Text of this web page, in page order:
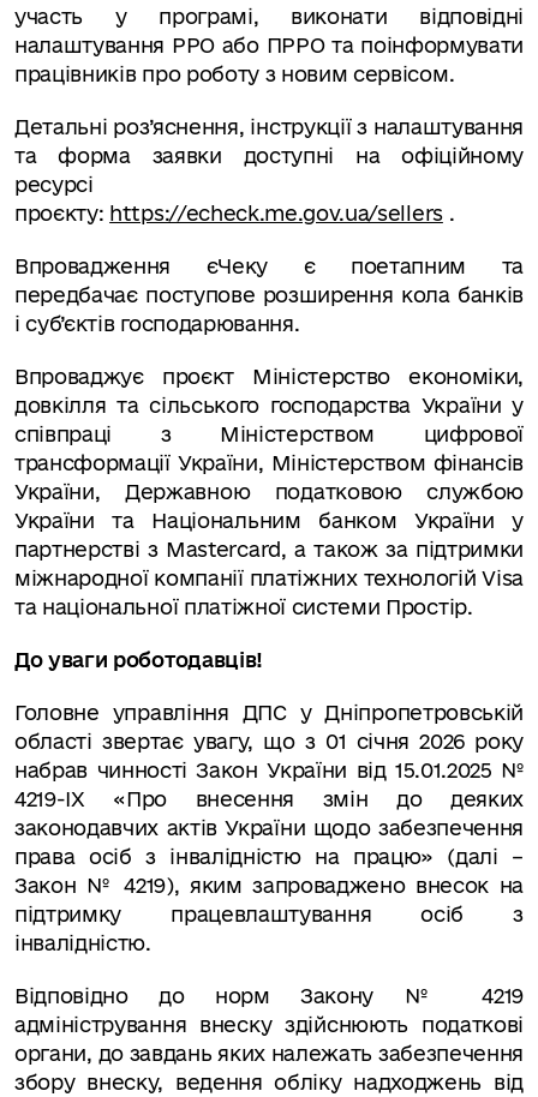
участь у програмі, виконати відповідні
налаштування РРО або ПРРО та поінформувати
працівників про роботу з новим сервісом.
Детальні роз’яснення, інструкції з налаштування
та форма заявки доступні на офіційному
ресурсі
проєкту: https://echeck.me.gov.ua/sellers.
Впровадження єЧеку є поетапним та
передбачає поступове розширення кола банків
і суб’єктів господарювання.
Впроваджує проєкт Міністерство економіки,
довкілля та сільського господарства України у
співпраці з Міністерством цифрової
трансформації України, Міністерством фінансів
України, Державною податковою службою
України та Національним банком України у
партнерстві з Mastercard, а також за підтримки
міжнародної компанії платіжних технологій Visa
та національної платіжної системи Простір.
До уваги роботодавців!
Головне управління ДПС у Дніпропетровській
області звертає увагу, що з 01 січня 2026 року
набрав чинності Закон України від 15.01.2025 №
4219-IX «Про внесення змін до деяких
законодавчих актів України щодо забезпечення
права осіб з інвалідністю на працю» (далі –
Закон № 4219), яким запроваджено внесок на
підтримку працевлаштування осіб з
інвалідністю.
Відповідно до норм Закону № 4219
адміністрування внеску здійснюють податкові
органи, до завдань яких належать забезпечення
збору внеску, ведення обліку надходжень від